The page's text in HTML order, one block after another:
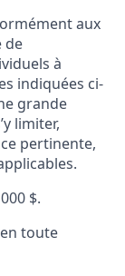
aux
de
à
indiquées ci-
grande
limiter,
pertinente,
$.
toute